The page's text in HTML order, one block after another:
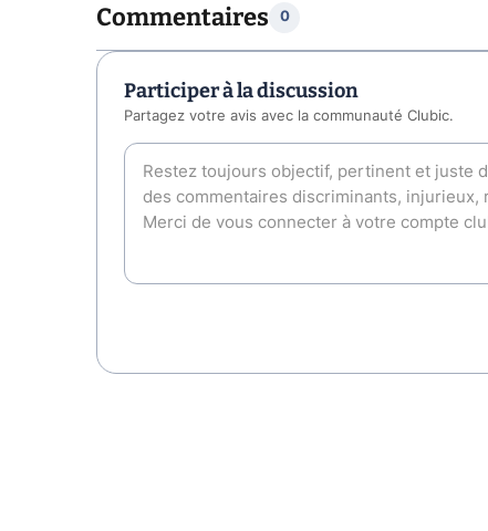
Commentaires 0
Participer à la discussion
Partagez votre avis avec la communauté Clubic.